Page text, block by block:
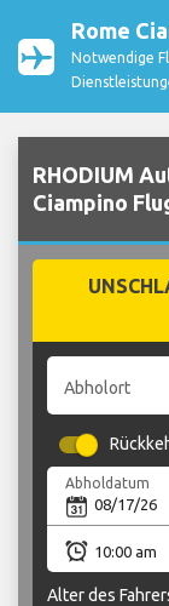
Rome
Notwendige
RHODIUM
Ciampino
Abholort
Abholdatum
Alter des